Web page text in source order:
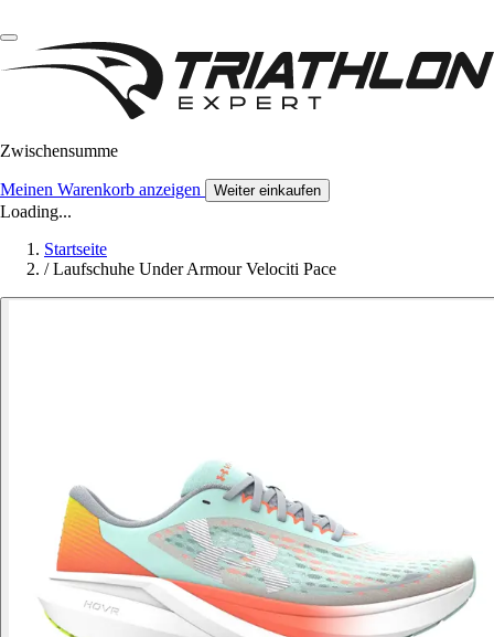
Zwischensumme
Meinen Warenkorb anzeigen Weiter einkaufen
Loading...
Startseite
/ Laufschuhe Under Armour Velociti Pace